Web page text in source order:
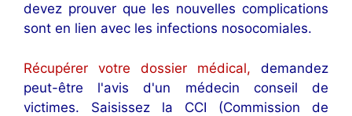
devez prouver que les nouvelles complications
sont en lien avec les infections nosocomiales.
Récupérer votre dossier médical, demandez
peut-être l'avis d'un médecin conseil de
victimes. Saisissez la CCI (Commission de